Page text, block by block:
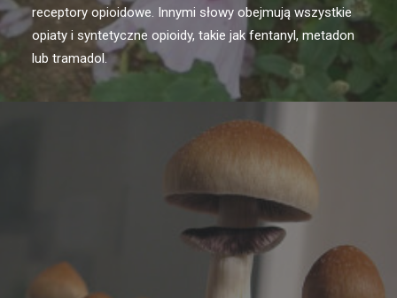
receptory opioidowe. Innymi słowy obejmują wszystkie
opiaty i syntetyczne opioidy, takie jak fentanyl, metadon
lub tramadol.